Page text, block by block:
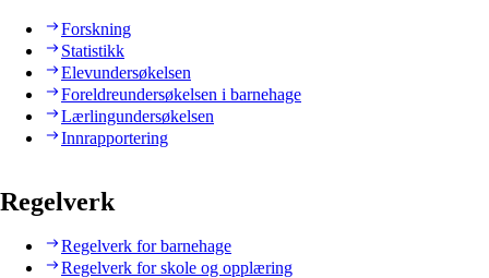
Forskning
Statistikk
Elevundersøkelsen
Foreldreundersøkelsen i barnehage
Lærlingundersøkelsen
Innrapportering
Regelverk
Regelverk for barnehage
Regelverk for skole og opplæring